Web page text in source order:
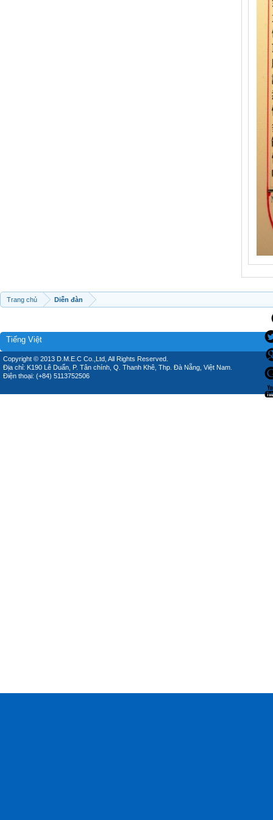
Trang chủ Diễn đàn
Tiếng Việt
Copyright © 2013 D.M.E.C Co.,Ltd, All Rights Reserved.
Địa chỉ: K190 Lê Duẩn, P. Tân chính, Q. Thanh Khê, Thp. Đà Nẵng, Việt Nam.
Điện thoại: (+84) 5113752506